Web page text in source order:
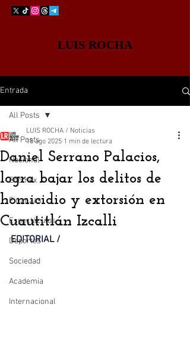
LUIS ROCHA
Entrada
All Posts
Nacional
Edomex
Finanzas
Espectáculos
Deportes
Sociedad
Academia
Internacional
All Posts
Daniel Serrano Palacios,
logra bajar los delitos de
homicidio y extorsión en
Cuautitlán Izcalli
LUIS ROCHA / Noticias
18 ago 2025 1 min de lectura
EDITORIAL /